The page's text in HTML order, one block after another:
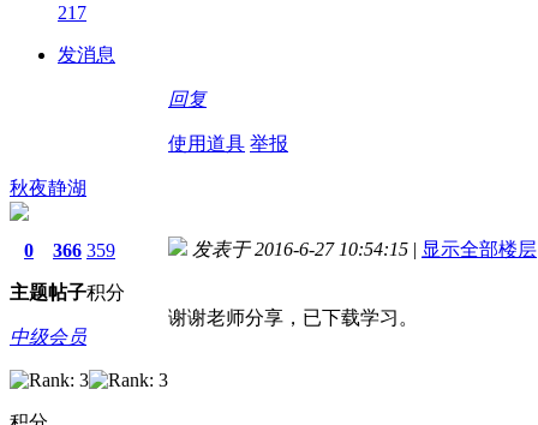
217
发消息
回复
使用道具 举报
秋夜静湖
0
主题
366
帖子
359
积分
中级会员
发表于 2016-6-27 10:54:15 | 显示全部楼层
谢谢老师分享，已下载学习。